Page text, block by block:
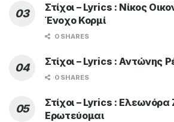
Στίχοι – Lyrics : Νίκος
Ένοχο Κορμί
0 SHARES
Στίχοι – Lyrics : Αντώνης
0 SHARES
Στίχοι – Lyrics : Ελεωνόρα
Ερωτεύομαι